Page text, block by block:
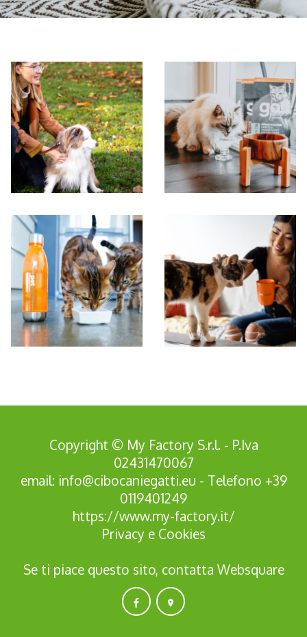
Copyright © My Factory S.r.l. - P.Iva
02431470067
email: info@cibocaniegatti.eu - Telefono +39
0119401249
https://www.my-factory.it/
Privacy e Cookies
Se ti piace questo sito, contatta Websquare